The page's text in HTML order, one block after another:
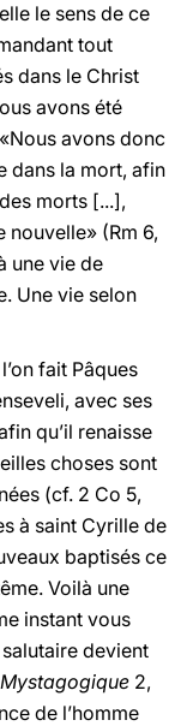
le sens de ce
tout
dans le Christ
avons été
avons donc
dans la mort, afin
morts [...],
nouvelle» (Rm 6,
une vie de
Une vie selon
fait Pâques
avec ses
qu’il renaisse
choses sont
(cf. 2 Co 5,
à saint Cyrille de
baptisés ce
Voilà une
instant vous
devient
Mystagogique 2,
de l’homme